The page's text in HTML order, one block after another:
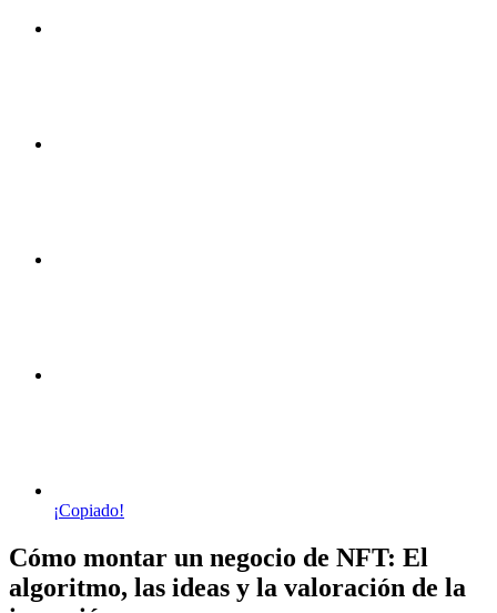
¡Copiado!
Cómo montar un negocio de NFT: El
algoritmo, las ideas y la valoración de la